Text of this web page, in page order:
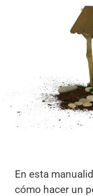
En esta
cómo hacer un